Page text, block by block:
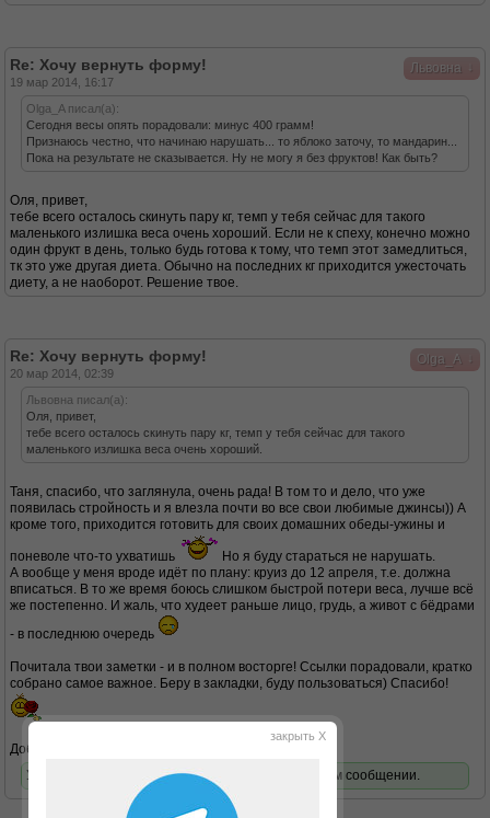
Львовна
Re: Хочу вернуть форму!
19 мар 2014, 16:17
Olga_A писал(а):
Сегодня весы опять порадовали: минус 400 грамм!
Признаюсь честно, что начинаю нарушать... то яблоко заточу, то мандарин...
Пока на результате не сказывается. Ну не могу я без фруктов! Как быть?
Оля, привет,
тебе всего осталось скинуть пару кг, темп у тебя сейчас для такого
маленького излишка веса очень хороший. Если не к спеху, конечно можно
один фрукт в день, только будь готова к тому, что темп этот замедлиться,
тк это уже другая диета. Обычно на последних кг приходится ужесточать
диету, а не наоборот. Решение твое.
Olga_A
Re: Хочу вернуть форму!
20 мар 2014, 02:39
Львовна писал(а):
Оля, привет,
тебе всего осталось скинуть пару кг, темп у тебя сейчас для такого
маленького излишка веса очень хороший.
Таня, спасибо, что заглянула, очень рада! В том то и дело, что уже
появилась стройность и я влезла почти во все свои любимые джинсы)) А
кроме того, приходится готовить для своих домашних обеды-ужины и
поневоле что-то ухватишь
Но я буду стараться не нарушать.
А вообще у меня вроде идёт по плану: круиз до 12 апреля, т.е. должна
вписаться. В то же время боюсь слишком быстрой потери веса, лучше всё
же постепенно. И жаль, что худеет раньше лицо, грудь, а живот с бёдрами
- в последнюю очередь
Почитала твои заметки - и в полном восторге! Ссылки порадовали, кратко
собрано самое важное. Беру в закладки, буду пользоваться) Спасибо!
Добавлю рисунок с моей программой:
У вас нет доступа для просмотра вложений в этом сообщении.
закрыть X